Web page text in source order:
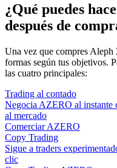
¿Qué puedes
después de
Una vez que compres Aleph
formas según tus objetivos.
las cuatro principales:
Trading al contado
Negocia AZERO al instante
al mercado
Comerciar AZERO
Copy Trading
Sigue a traders
clic